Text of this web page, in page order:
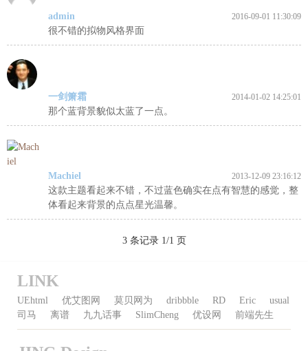
admin 2016-09-01 11:30:09
很不错的拟物风格界面
一剑箫霜 2014-01-02 14:25:01
那个蓝背景貌似太蓝了一点。
Machiel 2013-12-09 23:16:12
这款主题看起来不错，不过蓝色确实在点有智慧的感觉，整
体看起来背景的点点星光温馨。
3 条记录 1/1 页
LINK
UEhtml 优艾图网 莫贝网为 dribbble RD Eric
usual
司马
离谱 九九话事 SlimCheng 优设网 前端先生